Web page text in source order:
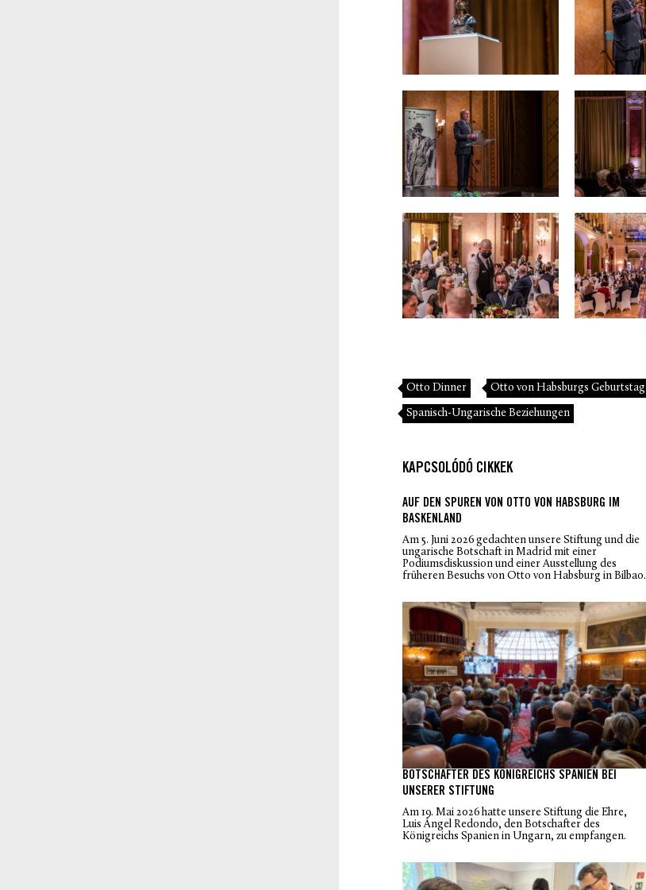
Otto Dinner Otto von Habsburgs Geburtstag
Spanisch-Ungarische Beziehungen
KAPCSOLÓDÓ CIKKEK
AUF DEN SPUREN VON OTTO VON HABSBURG IM
BASKENLAND
Am 5. Juni 2026 gedachten unsere Stiftung und die
ungarische Botschaft in Madrid mit einer
Podiumsdiskussion und einer Ausstellung des
früheren Besuchs von Otto von Habsburg in Bilbao.
BOTSCHAFTER DES KÖNIGREICHS SPANIEN BEI
UNSERER STIFTUNG
Am 19. Mai 2026 hatte unsere Stiftung die Ehre,
Luis Ángel Redondo, den Botschafter des
Königreichs Spanien in Ungarn, zu empfangen.